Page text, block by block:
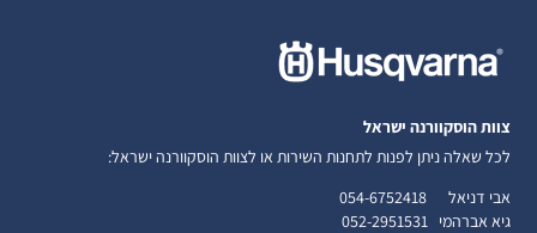
צוות הוסקוורנה ישראל
לכל שאלה ניתן לפנות לתחנות השירות או לצוות הוסקוורנה ישראל:
אבי דניאל 054-6752418
גיא אברהמי 052-2951531